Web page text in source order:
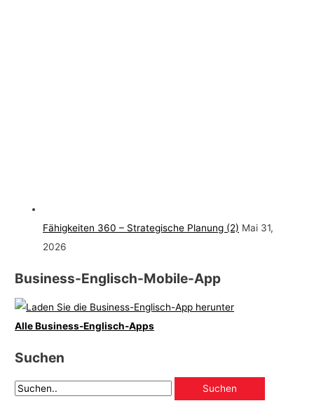
Fähigkeiten 360 – Strategische Planung (2) Mai 31,
2026
Business-Englisch-Mobile-App
Alle Business-Englisch-Apps
Suchen